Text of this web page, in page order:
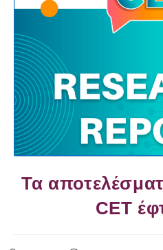
Τα
CET